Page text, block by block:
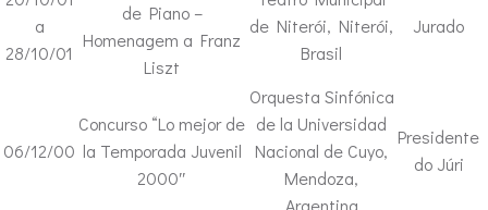
a
28/10/01
de Piano –
Homenagem a Franz
Liszt
de Niterói, Niterói,
Brasil
Jurado
06/12/00
Concurso “Lo mejor de
la Temporada Juvenil
2000″
Orquesta Sinfónica
de la Universidad
Nacional de Cuyo,
Mendoza,
Presidente
do Júri